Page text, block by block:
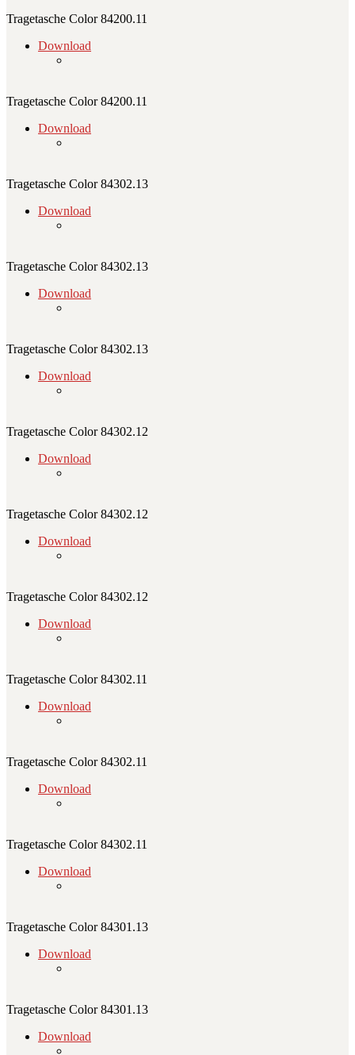
Tragetasche Color 84200.11
Download
Tragetasche Color 84200.11
Download
Tragetasche Color 84302.13
Download
Tragetasche Color 84302.13
Download
Tragetasche Color 84302.13
Download
Tragetasche Color 84302.12
Download
Tragetasche Color 84302.12
Download
Tragetasche Color 84302.12
Download
Tragetasche Color 84302.11
Download
Tragetasche Color 84302.11
Download
Tragetasche Color 84302.11
Download
Tragetasche Color 84301.13
Download
Tragetasche Color 84301.13
Download